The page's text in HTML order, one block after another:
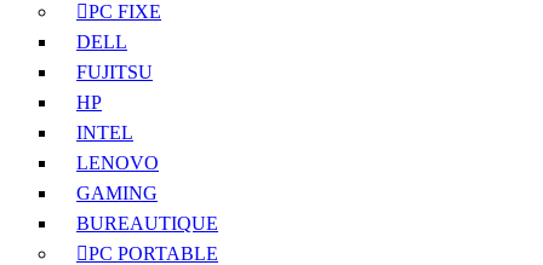
PC FIXE
DELL
FUJITSU
HP
INTEL
LENOVO
GAMING
BUREAUTIQUE
PC PORTABLE